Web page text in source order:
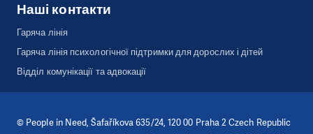
Наші контакти
Гаряча лінія
Гаряча лінія психологічної підтримки для дорослих і дітей
Відділ комунікації та адвокації
© People in Need, Šafaříkova 635/24, 120 00 Praha 2 Czech Republic